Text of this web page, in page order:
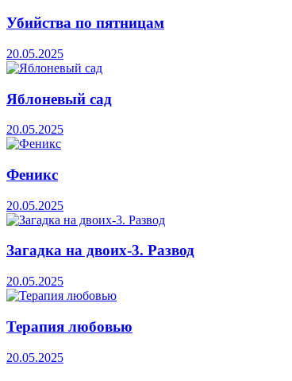
Убийства по пятницам
20.05.2025
Яблоневый сад
20.05.2025
Феникс
20.05.2025
Загадка на двоих-3. Развод
20.05.2025
Терапия любовью
20.05.2025